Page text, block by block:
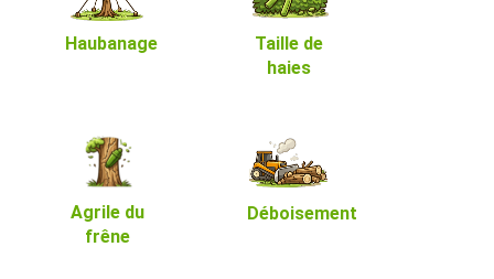
Haubanage
Taille de
haies
Agrile du
frêne
Déboisement